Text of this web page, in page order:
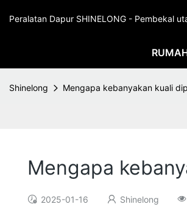
Peralatan Dapur SHINELONG - Pembekal
Shinelong Mengapa kebanyakan kuali
Mengapa
2025-01-16 Shinelong